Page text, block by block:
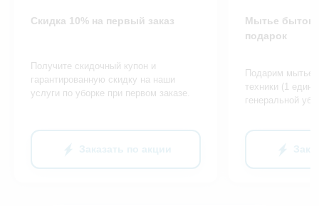
Скидка 10% на первый заказ
Получите скидочный купон и
гарантированную скидку на наши
услуги по уборке при первом заказе.
Заказать по акции
Мытье
подарок
Подарим мытье
техники (1
генеральной